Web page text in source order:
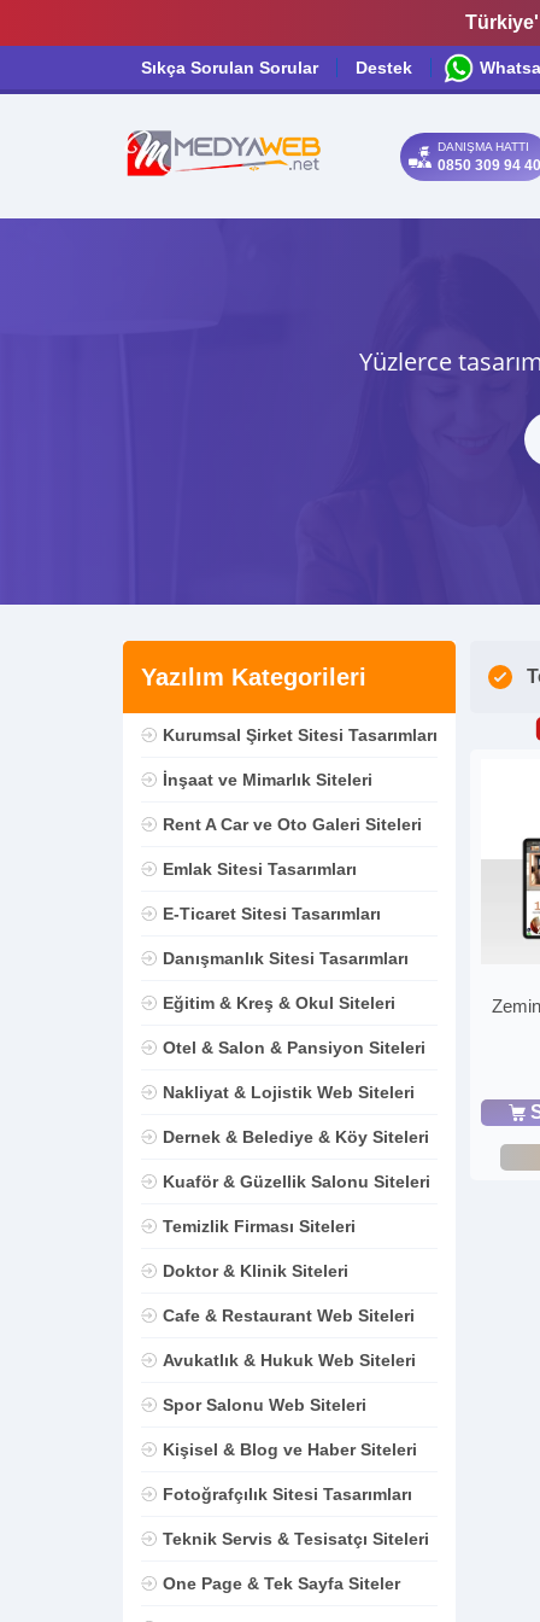
Sıkça Sorulan Sorular Destek
DANIŞMA HATTI
0850 309 94 40
Yüzlerce
Yazılım Kategorileri
Kurumsal Şirket Sitesi Tasarımları
İnşaat ve Mimarlık Siteleri
Rent A Car ve Oto Galeri Siteleri
Emlak Sitesi Tasarımları
E-Ticaret Sitesi Tasarımları
Danışmanlık Sitesi Tasarımları
Eğitim & Kreş & Okul Siteleri
Otel & Salon & Pansiyon Siteleri
Nakliyat & Lojistik Web Siteleri
Dernek & Belediye & Köy Siteleri
Kuaför & Güzellik Salonu Siteleri
Temizlik Firması Siteleri
Doktor & Klinik Siteleri
Cafe & Restaurant Web Siteleri
Avukatlık & Hukuk Web Siteleri
Spor Salonu Web Siteleri
Kişisel & Blog ve Haber Siteleri
Fotoğrafçılık Sitesi Tasarımları
Teknik Servis & Tesisatçı Siteleri
One Page & Tek Sayfa Siteler